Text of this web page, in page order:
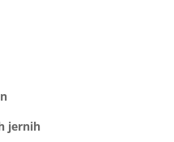
jernih